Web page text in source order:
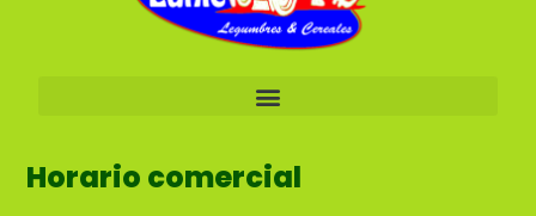
Horario comercial